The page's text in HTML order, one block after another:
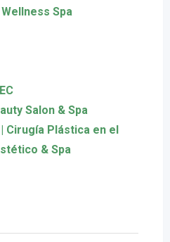
Spa
Salon & Spa
Cirugía Plástica en el
& Spa